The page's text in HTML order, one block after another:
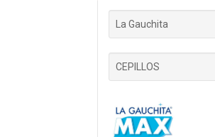
La Gauchita
CEPILLOS